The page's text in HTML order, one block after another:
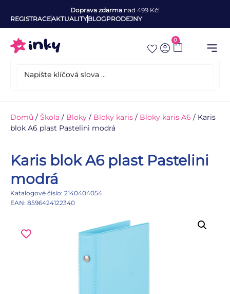
Doprava zdarma nad 499 Kč!
REGISTRACEAKTUALITYBLOGPRODEJNY
0
Domů / Škola / Bloky / Bloky karis / Bloky karis A6 / Karis
blok A6 plast Pastelini modrá
Karis blok A6 plast Pastelini
modrá
Katalogové číslo: 2140404054
EAN: 8596424122340